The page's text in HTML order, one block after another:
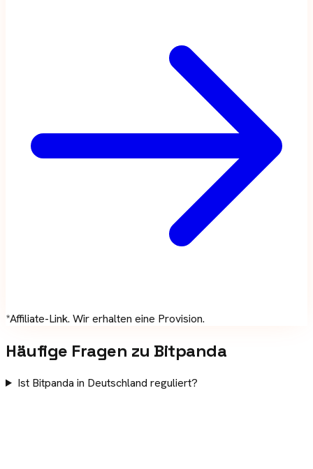
*Affiliate-Link. Wir erhalten eine Provision.
Häufige Fragen zu Bitpanda
Ist Bitpanda in Deutschland reguliert?